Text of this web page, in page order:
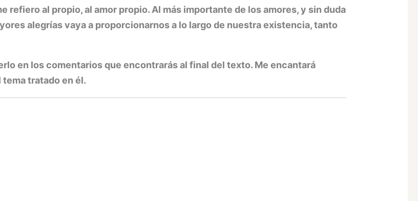
refiero al propio, al amor propio. Al más importante de los amores, y sin duda
alegrías vaya a proporcionarnos a lo largo de nuestra existencia, tanto
en los comentarios que encontrarás al final del texto. Me encantará
tratado en él.